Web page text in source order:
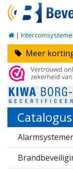
|
Meer
Catalogus